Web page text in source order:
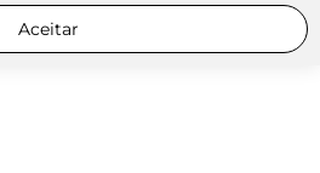
Aceitar